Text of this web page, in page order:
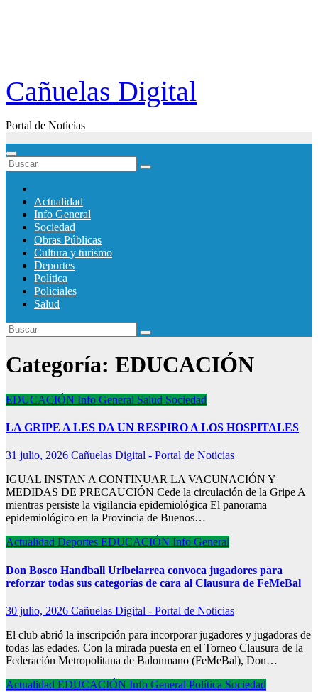
Cañuelas Digital
Portal de Noticias
Actualidad
Info General
Sociedad
Obras Públicas
Cultura y turismo
Deportes
Política
Policiales
Salud
Categoría: EDUCACIÓN
EDUCACIÓN Info General Salud Sociedad
LA GRIPE A LES DA UN RESPIRO A LOS HOSPITALES
31 julio, 2026 Cañuelas Digital - Portal de Noticias
IGUAL INSTAN A CONTINUAR LA VACUNACIÓN Y
MEDIDAS DE PRECAUCIÓN Cede la circulación de la Gripe A
mientras persiste la vigilancia epidemiológica El panorama
epidemiológico en la Provincia de Buenos…
Actualidad Deportes EDUCACIÓN Info General
Don Bosco Handball Uribelarrea convoca jugadores para
reforzar todas sus categorías de cara al Clausura de FeMeBal
30 julio, 2026 Cañuelas Digital - Portal de Noticias
El club abrió la inscripción para incorporar jugadores y jugadoras de
todas las edades. Con la mirada puesta en el Torneo Clausura de la
Federación Metropolitana de Balonmano (FeMeBal), Don…
Actualidad EDUCACIÓN Info General Política Sociedad